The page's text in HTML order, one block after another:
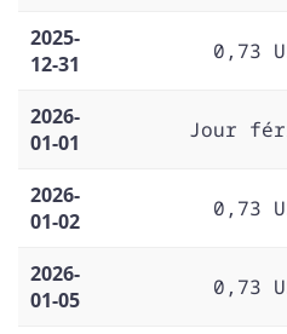
2025-
12-31
0,73
2026-
01-01
Jour
2026-
01-02
0,73
2026-
01-05
0,73